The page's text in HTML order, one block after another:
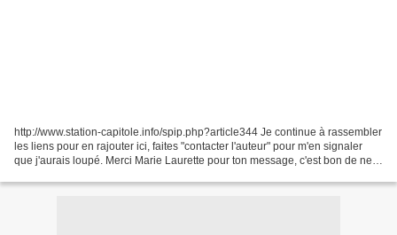
http://www.station-capitole.info/spip.php?article344 Je continue à rassembler
les liens pour en rajouter ici, faites "contacter l'auteur" pour m'en signaler
que j'aurais loupé. Merci Marie Laurette pour ton message, c'est bon de ne